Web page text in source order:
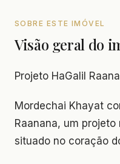
SOBRE ESTE IMÓVEL
Visão geral do
Projeto HaGalil
Mordechai Khayat
Raanana, um
situado no coração